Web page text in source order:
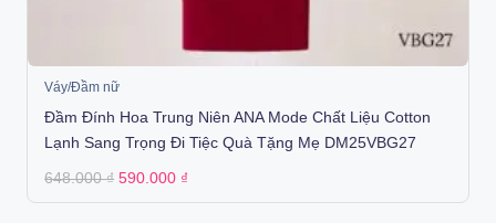
Váy/Đầm nữ
Đầm Đính Hoa Trung Niên ANA Mode Chất Liệu Cotton
Lạnh Sang Trọng Đi Tiệc Quà Tặng Mẹ DM25VBG27
648.000₫ Original
was:
590.000 ₫
is: